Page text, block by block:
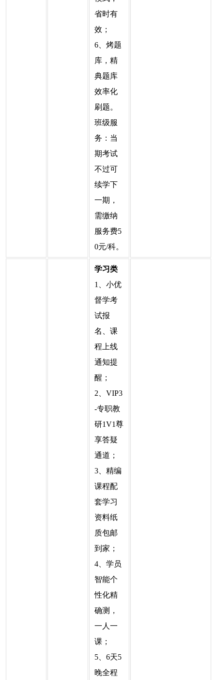
省时有
效；
6、烤题
库，精
典题库
效率化
刷题。
班级服
务：当
期考试
不过可
续学下
一期，
需缴纳
服务费5
0元/科。
学习类
1、小优
督学考
试报
名、课
程上线
通知提
醒；
2、VIP3
-专职教
研1V1尊
享答疑
通道；
3、精编
课程配
套学习
资料纸
质包邮
到家；
4、学员
智能个
性化精
确测，
一人一
课；
5、6天5
晚全程